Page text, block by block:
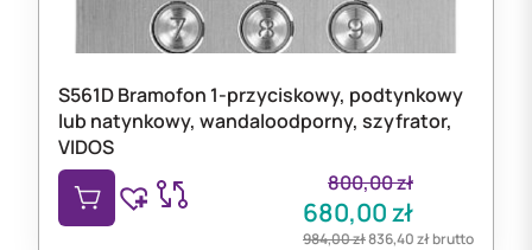
S561D Bramofon 1-przyciskowy, podtynkowy
lub natynkowy, wandaloodporny, szyfrator,
VIDOS
800,00zł
680,00zł
984,00zł836,40złbrutto